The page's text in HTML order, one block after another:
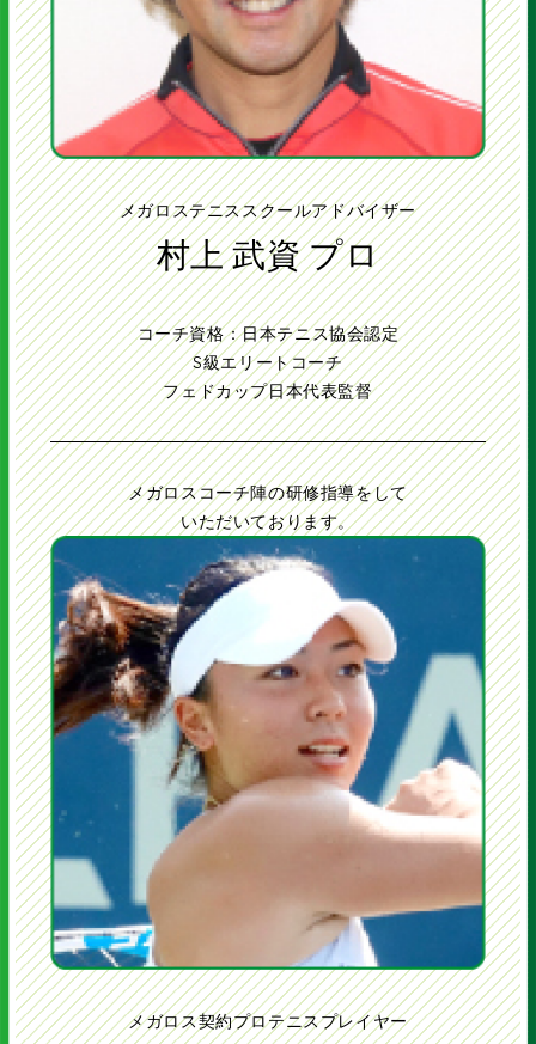
サーブ・ラリー・ゲームをするこ
とを目標としイエローボールに進
む前に必要な技術や基本6ショッ
トを習得するクラスです。
ジュニア2
ジュニア3
アカデミー
イエローボール2級以上
小学6年生～高校生
コート:フルコート ボール:イエ
ローボール
ラケットサイズ:27インチ以上
プレーヤーがサーブ・ラリー・ゲ
ームを自身で考えて行い、ゲーム
で勝つことを目標としテニスのル
ールやマナーを理解し実践するク
ラスです。
月火木 18:15~
水 17:15~、18:15~
土 15:40~、16:40~
日 8:00~
ジュニア3
小学6年生以上
月火木 18:15~
メガロステニススクールアドバイザー
村上 武資 プロ
コーチ資格：日本テニス協会認定
S級エリートコーチ
フェドカップ日本代表監督
メガロスコーチ陣の研修指導をして
いただいております。
メガロス契約プロテニスプレイヤー